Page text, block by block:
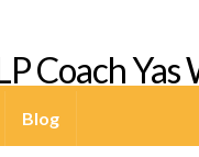
Coach
Blog